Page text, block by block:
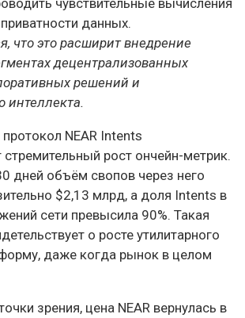
данных.
что это расширит внедрение
децентрализованных
решений и
интеллекта.
NEAR Intents
стремительный рост ончейн-метрик.
дней объём свопов через него
$2,13 млрд, а доля Intents в
сети превысила 90%. Такая
о росте утилитарного
даже когда рынок в целом
зрения, цена NEAR вернулась в